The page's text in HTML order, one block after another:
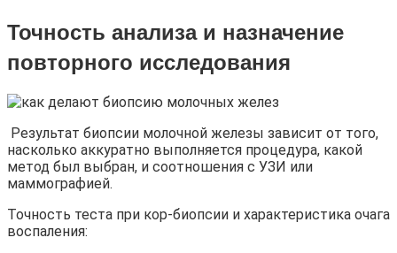
Точность анализа и назначение
повторного исследования
Результат биопсии молочной железы зависит от того,
насколько аккуратно выполняется процедура, какой
метод был выбран, и соотношения с УЗИ или
маммографией.
Точность теста при кор-биопсии и характеристика очага
воспаления: